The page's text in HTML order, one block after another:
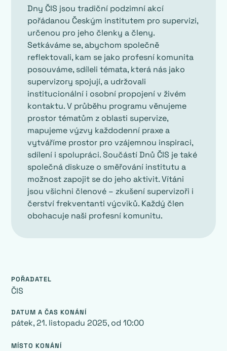
POŘADATEL
‍ČIS
DATUM A ČAS KONÁNÍ
pátek, 21. listopadu 2025, od 10:00
MÍSTO KONÁNÍ
Dny ČIS jsou tradiční podzimní akcí
pořádanou Českým institutem pro supervizi,
určenou pro jeho členky a členy.
Setkáváme se, abychom společně
reflektovali, kam se jako profesní komunita
posouváme, sdíleli témata, která nás jako
supervizory spojují, a udržovali
institucionální i osobní propojení v živém
kontaktu. V průběhu programu věnujeme
prostor tématům z oblasti supervize,
mapujeme výzvy každodenní praxe a
vytváříme prostor pro vzájemnou inspiraci,
sdílení i spolupráci. Součástí Dnů ČIS je také
společná diskuze o směřování institutu a
možnost zapojit se do jeho aktivit. Vítáni
jsou všichni členové – zkušení supervizoři i
čerství frekventanti výcviků. Každý člen
obohacuje naši profesní komunitu.